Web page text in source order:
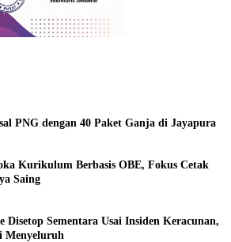
PNG dengan 40 Paket Ganja di Jayapura
Kurikulum Berbasis OBE, Fokus Cetak
Saing
Disetop Sementara Usai Insiden Keracunan,
Menyeluruh